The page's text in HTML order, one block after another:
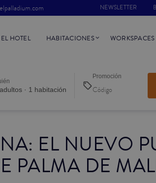
EL NUEVO
PALMA DE
NEWSLETTER
EL HOTEL HABITACIONES WORKSPACES
· 1 habitación
Promoción